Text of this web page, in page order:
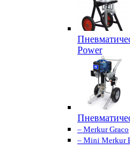
Power
– Merkur Graco
– Mini Merkur